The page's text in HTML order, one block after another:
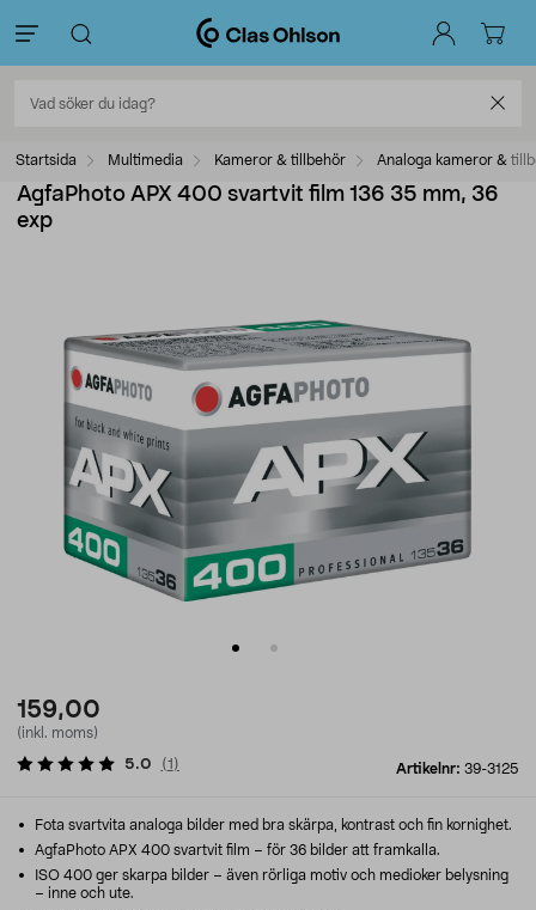
Startsida Multimedia Kameror & tillbehör Analoga kameror &
AgfaPhoto APX 400 svartvit film 136 35 mm, 36
exp
159,00
(inkl. moms)
Artikelnr: 39-3125
5.0 (1 )
Fota svartvita analoga bilder med bra skärpa, kontrast och fin kornighet.
AgfaPhoto APX 400 svartvit film – för 36 bilder att framkalla.
ISO 400 ger skarpa bilder – även rörliga motiv och medioker belysning
– inne och ute.